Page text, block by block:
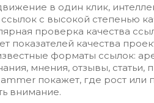
в один клик,
с высокой степенью
проверка качества
показателей качества
форматы ссылок:
мнения, отзывы, статьи,
покажет, где рост или
внимание.